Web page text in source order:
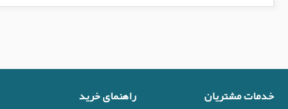
خدمات مشتریان راهنمای خرید